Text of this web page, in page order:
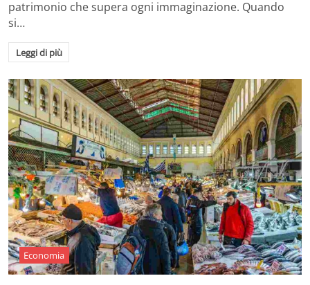
patrimonio che supera ogni immaginazione. Quando
si…
Leggi di più
Economia